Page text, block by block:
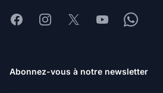
FacebookInstagram
X YoutubeWhatsapp
Abonnez-vous à notre newsletter